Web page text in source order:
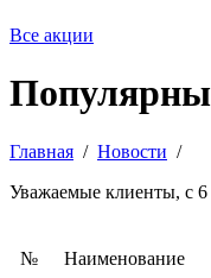
Все акции
Главная / Новости /
Уважаемые клиенты, с
№ Наименование